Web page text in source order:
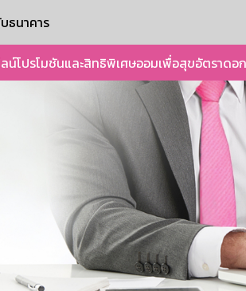
ธนาคาร
น์โปรโมชันและสิทธิพิเศษออมเพื่อสุขอัตราดอ